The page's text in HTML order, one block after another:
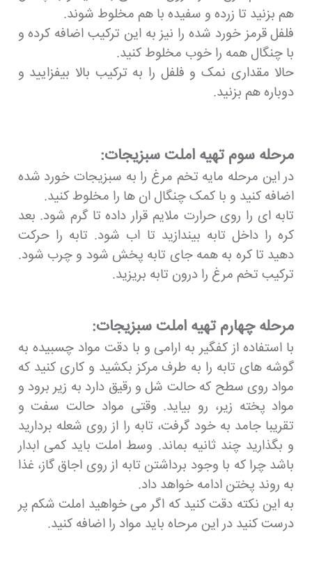
هم بزنید تا زرده و سفیده با هم مخلوط شوند.
فلفل قرمز خورد شده را نیز به این ترکیب اضافه کرده و
با چنگال همه را خوب مخلوط کنید.
حالا مقداری نمک و فلفل را به ترکیب بالا بیفزایید و
دوباره هم بزنید.
مرحله سوم تهیه املت سبزیجات:
در این مرحله مایه تخم مرغ را به سبزیجات خورد شده
اضافه کنید و با کمک چنگال ان ها را مخلوط کنید.
تابه ای را روی حرارت ملایم قرار داده تا گرم شود. بعد
کره را داخل تابه بیندازید تا اب شود. تابه را حرکت
دهید تا کره به همه جای تابه پخش شود و چرب شود.
ترکیب تخم مرغ را درون تابه بریزید.
مرحله چهارم تهیه املت سبزیجات:
با استفاده از کفگیر به ارامی و با دقت مواد چسبیده به
گوشه های تابه را به طرف مرکز بکشید و کاری کنید که
مواد روی سطح که حالت شل و رقیق دارد به زیر برود و
مواد پخته زیر، رو بیاید. وقتی مواد حالت سفت و
تقریبا جامد به خود گرفت، تابه را از روی شعله بردارید
و بگذارید چند ثانیه بماند. وسط املت باید کمی ابدار
باشد چرا که با وجود برداشتن تابه از روی اجاق گاز، غذا
به روند پختن ادامه خواهد داد.
به این نکته دقت کنید که اگر می خواهید املت شکم پر
درست کنید در این مرحاه باید مواد را اضافه کنید.